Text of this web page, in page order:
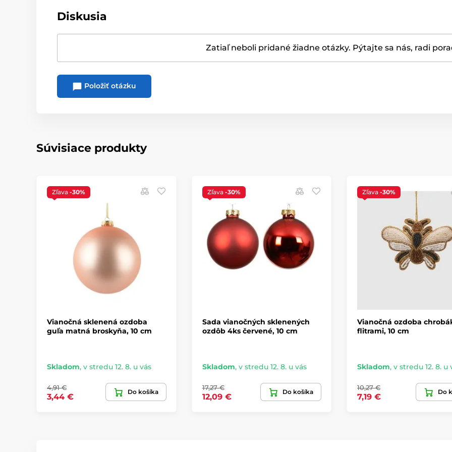
Diskusia
Zatiaľ neboli pridané žiadne otázky. Pýtajte sa nás, radi
Položiť otázku
Súvisiace produkty
Zľava -30%
Vianočná sklenená ozdoba
guľa matná broskyňa, 10 cm
Skladom, v stredu 12. 8. u vás
4,91 €
3,44 €
Do košíka
Zľava -30%
Sada vianočných sklenených
ozdôb 4ks červené, 10 cm
Skladom, v stredu 12. 8. u vás
17,27 €
12,09 €
Do košíka
Zľava -30%
Vianočná ozdoba
flitrami, 10 cm
Skladom, v stredu 12. 8. u
10,27 €
7,19 €
Do